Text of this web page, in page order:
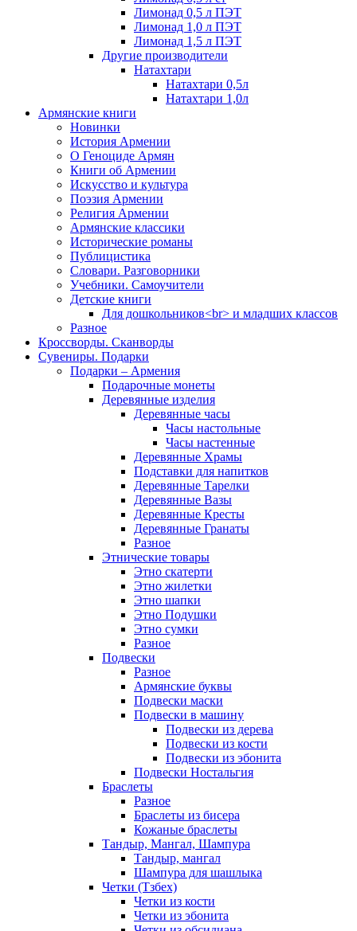
Лимонад 0,5 л ПЭТ
Лимонад 1,0 л ПЭТ
Лимонад 1,5 л ПЭТ
Другие производители
Натахтари
Натахтари 0,5л
Натахтари 1,0л
Армянские книги
Новинки
История Армении
О Геноциде Армян
Книги об Армении
Иcкусство и культура
Поэзия Армении
Религия Армении
Армянские классики
Исторические романы
Публицистика
Словари. Разговорники
Учебники. Самоучители
Детские книги
Для дошкольников<br> и младших классов
Разное
Кроссворды. Сканворды
Сувениры. Подарки
Подарки – Армения
Подарочные монеты
Деревянные изделия
Деревянные часы
Часы настольные
Часы настенные
Деревянные Храмы
Подставки для напитков
Деревянные Тарелки
Деревянные Вазы
Деревянные Кресты
Деревянные Гранаты
Разное
Этнические товары
Этно скатерти
Этно жилетки
Этно шапки
Этно Подушки
Этно сумки
Разное
Подвески
Разное
Армянские буквы
Подвески маски
Подвески в машину
Подвески из дерева
Подвески из кости
Подвески из эбонита
Подвески Ностальгия
Браслеты
Разное
Браслеты из бисера
Кожаные браслеты
Тандыр, Мангал, Шампура
Тандыр, мангал
Шампура для шашлыка
Четки (Тзбех)
Четки из кости
Четки из эбонита